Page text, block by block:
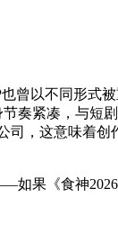
曾以不同形式
奏紧凑，与短
司，这意味着创
如果《食神